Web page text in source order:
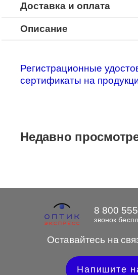
Доставка и оплата
Описание
Регистрационные
сертификаты на
Недавно
Оставайтесь на
8 800
звонок
Напишите